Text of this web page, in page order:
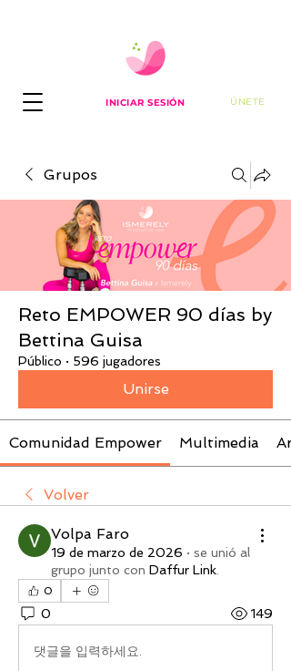
INICIAR SESIÓN ÚNETE
Grupos
Reto EMPOWER 90 días by
Bettina Guisa
Público · 596 jugadores
Unirse
Comunidad Empower Multimedia
Volver
Volpa Faro
19 de marzo de 2026 · se unió al
grupo junto con Daffur Link
0
0 149
댓글을 입력하세요.